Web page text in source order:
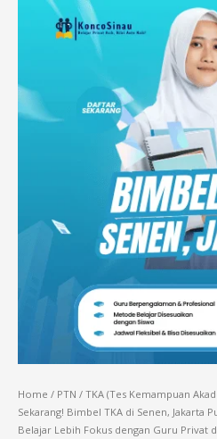
Home / PTN / TKA (Tes Kemampuan
Sekarang! Bimbel TKA di Senen, Jakarta
Belajar Lebih Fokus dengan Guru Privat